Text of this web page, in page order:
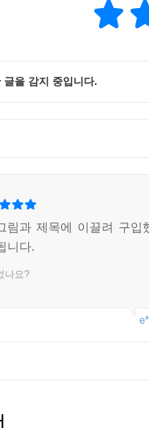
글을 감지 중입니다.
림과 제목에 이끌려 구입
니다.
나요?